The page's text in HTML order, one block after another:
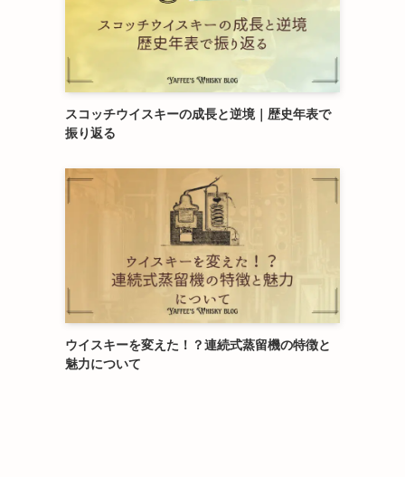
スコッチウイスキーの成長と逆境｜歴史年表で
振り返る
ウイスキーを変えた！？連続式蒸留機の特徴と
魅力について